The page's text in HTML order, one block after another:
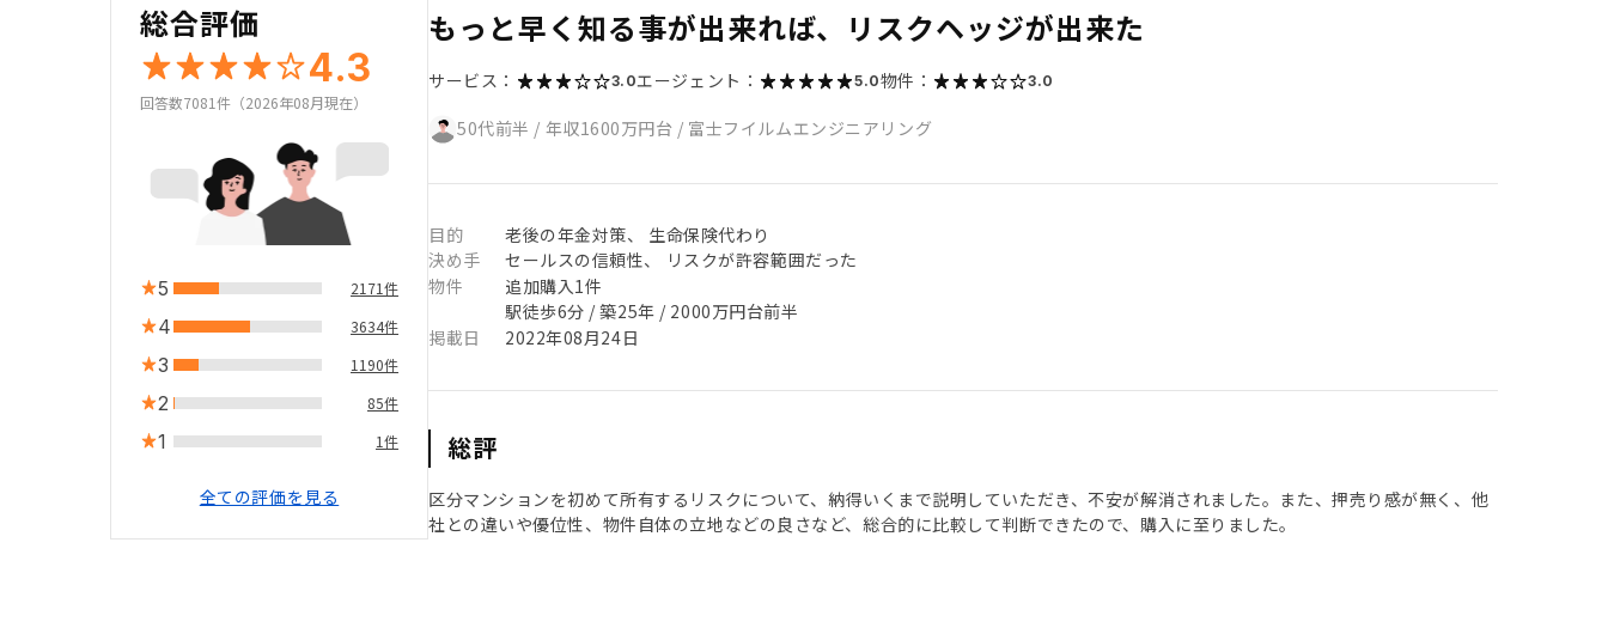
総合評価
4.3
回答数7081件（2026年08月現在）
5 2171件
4 3634件
3 1190件
2 85件
1 1件
全ての評価を見る
もっと早く知る事が出来れば、リスクヘッジが出来た
サービス： 3.0エージェント： 5.0物件： 3.0
50代前半 / 年収1600万円台 / 富士フイルムエンジニアリング
目的
老後の年金対策、 生命保険代わり
決め手
セールスの信頼性、 リスクが許容範囲だった
物件
追加購入1件
駅徒歩6分 / 築25年 / 2000万円台前半
掲載日
2022年08月24日
総評
区分マンションを初めて所有するリスクについて、納得いくまで説明していただき、不安が解消されました。また、押売り感が無く、他
社との違いや優位性、物件自体の立地などの良さなど、総合的に比較して判断できたので、購入に至りました。